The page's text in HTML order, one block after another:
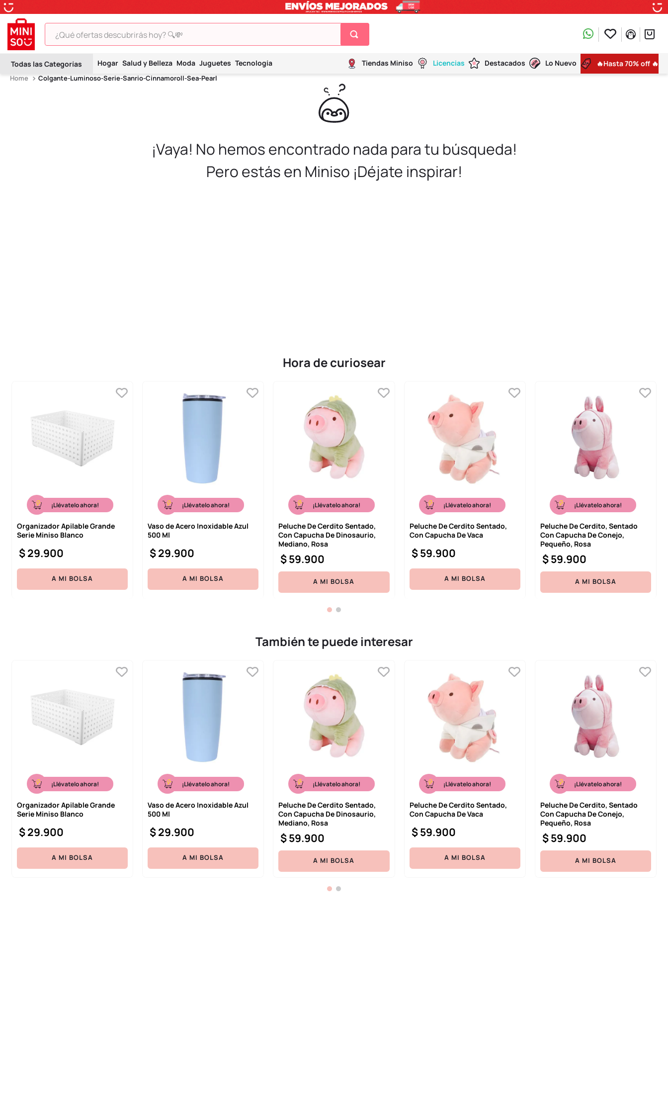
¿Qué ofertas descubrirás hoy? 🔍💸
Hogar Salud y Belleza Moda Juguetes Tecnología Tiendas Miniso Licencias Destacados Lo Nuevo 🔥Hasta 70% off 🔥
Colgante-Luminoso-Serie-Sanrio-Cinnamoroll-Sea-Pearl
¡Vaya! No hemos encontrado nada para tu búsqueda!
Pero estás en Miniso ¡Déjate inspirar!
Hora de curiosear
¡Llévatelo ahora!
Organizador Apilable Grande
Serie Miniso Blanco
$29.900
A MI BOLSA
¡Llévatelo ahora!
Vaso de Acero Inoxidable Azul
500 Ml
$29.900
A MI BOLSA
¡Llévatelo ahora!
Peluche De Cerdito Sentado,
Con Capucha De Dinosaurio,
Mediano, Rosa
$59.900
A MI BOLSA
¡Llévatelo ahora!
Peluche De Cerdito Sentado,
Con Capucha De Vaca
$59.900
A MI BOLSA
¡Llévatelo ahora!
Peluche De Cerdito, Sentado
Con Capucha De Conejo,
Pequeño, Rosa
$59.900
A MI BOLSA
También te puede interesar
¡Llévatelo ahora!
Organizador Apilable Grande
Serie Miniso Blanco
$29.900
A MI BOLSA
¡Llévatelo ahora!
Vaso de Acero Inoxidable Azul
500 Ml
$29.900
A MI BOLSA
¡Llévatelo ahora!
Peluche De Cerdito Sentado,
Con Capucha De Dinosaurio,
Mediano, Rosa
$59.900
A MI BOLSA
¡Llévatelo ahora!
Peluche De Cerdito Sentado,
Con Capucha De Vaca
$59.900
A MI BOLSA
¡Llévatelo ahora!
Peluche De Cerdito, Sentado
Con Capucha De Conejo,
Pequeño, Rosa
$59.900
A MI BOLSA
TÉRMINOS MÁS BUSCADOS